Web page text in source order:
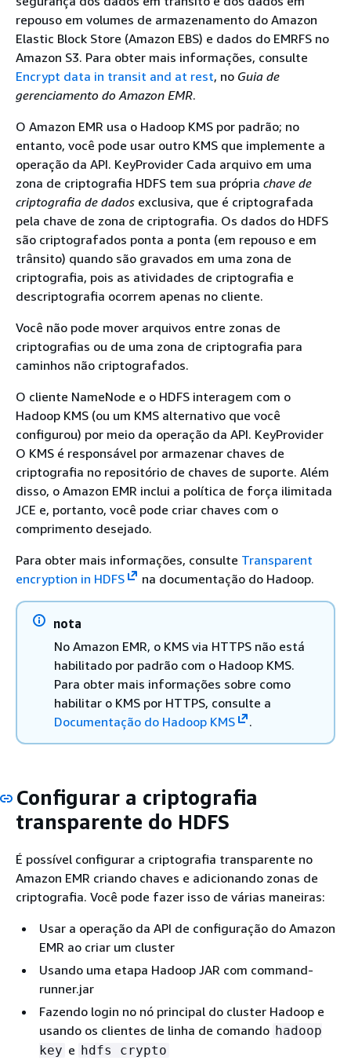
repouso em volumes de armazenamento do Amazon
Elastic Block Store (Amazon EBS) e dados do EMRFS no
Amazon S3. Para obter mais informações, consulte
Encrypt data in transit and at rest, no Guia de
gerenciamento do Amazon EMR.
O Amazon EMR usa o Hadoop KMS por padrão; no
entanto, você pode usar outro KMS que implemente a
operação da API. KeyProvider Cada arquivo em uma
zona de criptografia HDFS tem sua própria chave de
criptografia de dados exclusiva, que é criptografada
pela chave de zona de criptografia. Os dados do HDFS
são criptografados ponta a ponta (em repouso e em
trânsito) quando são gravados em uma zona de
criptografia, pois as atividades de criptografia e
descriptografia ocorrem apenas no cliente.
Você não pode mover arquivos entre zonas de
criptografias ou de uma zona de criptografia para
caminhos não criptografados.
O cliente NameNode e o HDFS interagem com o
Hadoop KMS (ou um KMS alternativo que você
configurou) por meio da operação da API. KeyProvider
O KMS é responsável por armazenar chaves de
criptografia no repositório de chaves de suporte. Além
disso, o Amazon EMR inclui a política de força ilimitada
JCE e, portanto, você pode criar chaves com o
comprimento desejado.
Para obter mais informações, consulte Transparent
encryption in HDFS
na documentação do Hadoop.
nota
No Amazon EMR, o KMS via HTTPS não está
habilitado por padrão com o Hadoop KMS.
Para obter mais informações sobre como
habilitar o KMS por HTTPS, consulte a
Documentação do Hadoop KMS
.
Configurar a criptografia
transparente do HDFS
É possível configurar a criptografia transparente no
Amazon EMR criando chaves e adicionando zonas de
criptografia. Você pode fazer isso de várias maneiras:
Usar a operação da API de configuração do Amazon
EMR ao criar um cluster
Usando uma etapa Hadoop JAR com command-
runner.jar
Fazendo login no nó principal do cluster Hadoop e
usando os clientes de linha de comando hadoop
key e hdfs crypto